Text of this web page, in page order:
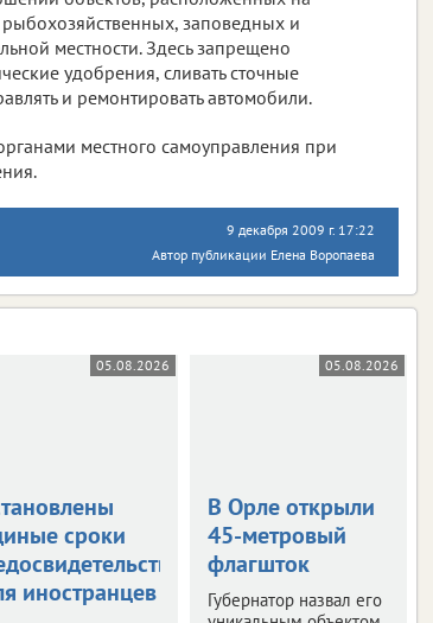
заповедных и
местности. Здесь запрещено
удобрения, сливать сточные
и ремонтировать автомобили.
местного самоуправления при
9 декабря 2009 г. 17:22
Автор публикации Елена Воропаева
05.08.2026
сроки
иностранцев
05.08.2026
В Орле открыли
45-метровый
флагшток
Губернатор назвал его